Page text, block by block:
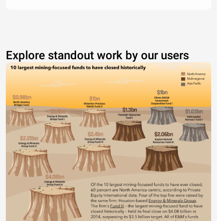
Explore standout work by our users